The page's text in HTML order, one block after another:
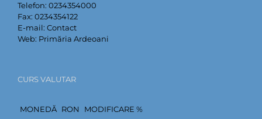
Telefon: 0234354000
Fax: 0234354122
E-mail: Contact
Web: Primăria Ardeoani
CURS VALUTAR
MONEDĂ RON
MODIFICARE %